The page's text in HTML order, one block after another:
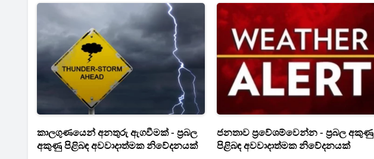
කාලගුණයෙන් අනතුරු ඇගවීමක් - ප්‍රබල
අකුණු පිළිබඳ අවවාදාත්මක නිවේදනයක්
ජනතාව ප්‍රවේශම්වෙන්න - ප්‍රබල අකුණු
පිළිබඳ අවවාදාත්මක නිවේදනයක්